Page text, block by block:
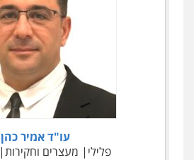
עו"ד אמיר כהן
פלילי
מעצרים וחקירות